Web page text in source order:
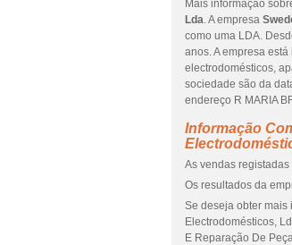
Mais informação
Lda. A empresa
como uma LDA.
anos. A empresa
electrodomésticos,
sociedade são da
endereço R MARIA
Informação
As vendas
Os resultados da
Se deseja obter mais
Electrodomésticos,
E Reparação De